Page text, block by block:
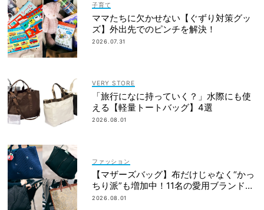
子育て
ママたちに欠かせない【ぐずり対策グッ
ズ】外出先でのピンチを解決！
2026.07.31
VERY STORE
「旅行になに持っていく？」水際にも使
える【軽量トートバッグ】4選
2026.08.01
ファッション
【マザーズバッグ】布だけじゃなく“かっ
ちり派”も増加中！11名の愛用ブランド
は？
2026.08.01